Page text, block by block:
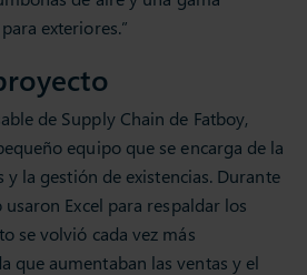
exteriores.”
de Supply Chain de Fatboy,
equipo que se encarga de la
y la gestión de existencias. Durante
Excel para respaldar los
se volvió cada vez más
que aumentaban las ventas y el